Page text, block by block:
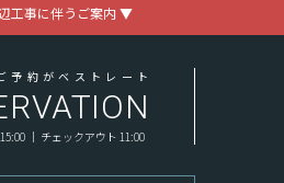
工事に伴うご案内 ▼
予約がベストレート
｜ チェックアウト 11:00